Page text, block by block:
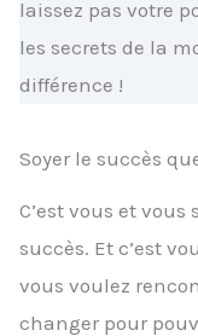
laissez pas votre
les secrets de la
différence !
Soyer le succès
C’est vous et
succès. Et c’est
vous voulez
changer pour